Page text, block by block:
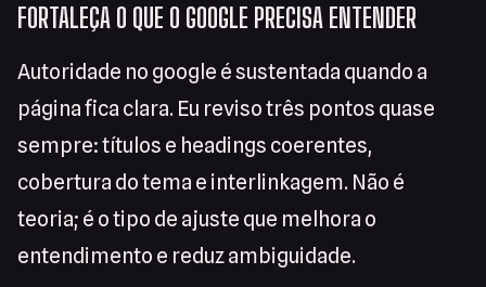
FORTALEÇA O QUE O GOOGLE PRECISA ENTENDER
Autoridade no google é sustentada quando a
página fica clara. Eu reviso três pontos quase
sempre: títulos e headings coerentes,
cobertura do tema e interlinkagem. Não é
teoria; é o tipo de ajuste que melhora o
entendimento e reduz ambiguidade.